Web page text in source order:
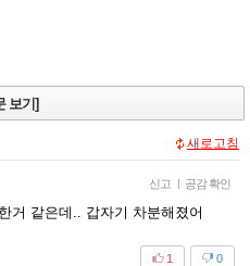
보기]
새로고침
신고 | 공감 확인
거 같은데.. 갑자기 차분해졌어
0
1